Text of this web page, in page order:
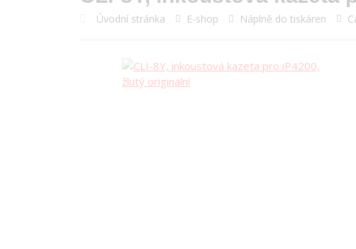
Úvodní stránka E-shop Náplně do tiskáren